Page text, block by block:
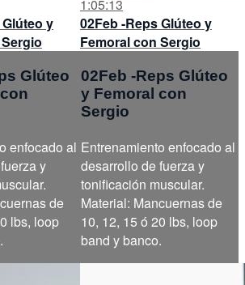
y
Glúteo
enfocado al
y
de
lbs, loop
1:05:13
02Feb -Reps Glúteo y
Femoral con Sergio
02Feb -Reps Glúteo
y Femoral con
Sergio
Entrenamiento enfocado al
desarrollo de fuerza y
tonificación muscular.
Material: Mancuernas de
10, 12, 15 ó 20 lbs, loop
band y banco.